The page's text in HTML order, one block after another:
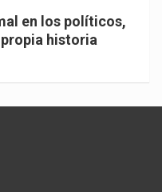
en los políticos,
historia